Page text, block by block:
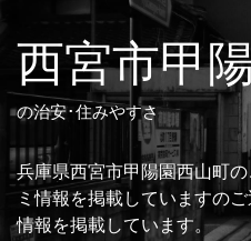
西宮市甲
の治安･住みやすさ
兵庫県西宮市甲陽園西山町
ミ情報を掲載していますの
情報を掲載しています。